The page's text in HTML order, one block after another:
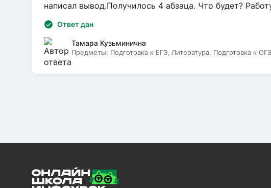
написал вывод.Получилось 4 абзаца. Что будет?
Ответ дан
Тамара Кузьминична
Предметы: Подготовка к ЕГЭ, Литература, Подготовка к